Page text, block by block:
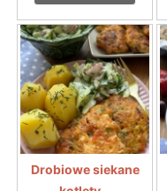
Drobiowe siekane